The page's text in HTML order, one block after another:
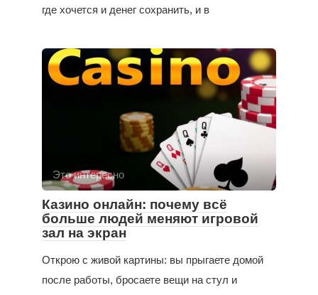
где хочется и денег сохранить, и в
Это интересно
Казино онлайн: почему всё
больше людей меняют игровой
зал на экран
Открою с живой картины: вы прыгаете домой
после работы, бросаете вещи на стул и